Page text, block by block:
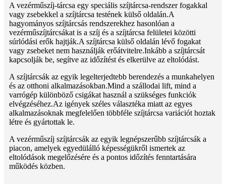
A vezérműszíj-tárcsa egy speciális szíjtárcsa-rendszer fogakkal
vagy zsebekkel a szíjtárcsa testének külső oldalán.A
hagyományos szíjtárcsás rendszerekhez hasonlóan a
vezérműszíjtárcsákat is a szíj és a szíjtárcsa felületei közötti
súrlódási erők hajtják.A szíjtárcsa külső oldalán lévő fogakat
vagy zsebeket nem használják erőátvitelre.Inkább a szíjtárcsát
kapcsolják be, segítve az időzítést és elkerülve az eltolódást.
A szíjtárcsák az egyik legelterjedtebb berendezés a munkahelyen
és az otthoni alkalmazásokban.Mind a szállodai lift, mind a
varrógép különböző csigákat használ a szükséges funkciók
elvégzéséhez.Az igények széles választéka miatt az egyes
alkalmazásoknak megfelelően többféle szíjtárcsa variációt hoztak
létre és gyártottak le.
A vezérműszíj szíjtárcsák az egyik legnépszerűbb szíjtárcsák a
piacon, amelyek egyedülálló képességükről ismertek az
eltolódások megelőzésére és a pontos időzítés fenntartására
működés közben.